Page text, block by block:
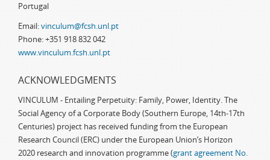
Portugal
Email:vinculum@fcsh.unl.pt
Phone: +351 918 832 042
www.vinculum.fcsh.unl.pt
ACKNOWLEDGMENTS
VINCULUM - Entailing Perpetuity: Family, Power, Identity. The
Social Agency of a Corporate Body (Southern Europe, 14th-17th
Centuries) project has received funding from the European
Research Council (ERC) under the European Union’s Horizon
2020 research and innovation programme (grant agreement No.